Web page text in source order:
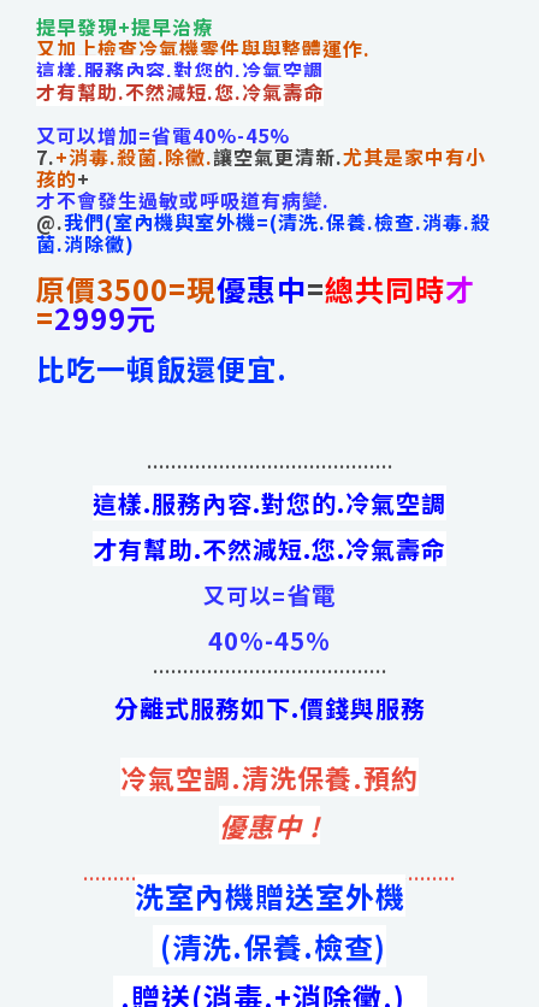
提早發現+提早治療
又加上檢查冷氣機零件與與整體運作.
這樣.服務內容.對您的.冷氣空調
才有幫助.不然減短.您.冷氣壽命
又可以增加=省電40%-45%
7.+消毒.殺菌.除黴.讓空氣更清新.尤其是家中有小
孩的+
才不會發生過敏或呼吸道有病變.
@.我們(室內機與室外機=(清洗.保養.檢查.消毒.殺
菌.消除黴)
原價3500=現優惠中=總共同時才
=2999元
比吃一頓飯還便宜.
.........................................
這樣.服務內容.對您的.冷氣空調
才有幫助.不然減短.您.冷氣壽命
又可以=省電
40%-45%
.......................................
分離式服務如下.價錢與服務
冷氣空調.清洗保養.預約
優惠中 !
..............................................................
洗室內機贈送室外機
(清洗.保養.檢查)
.贈送(消毒.+消除黴.)